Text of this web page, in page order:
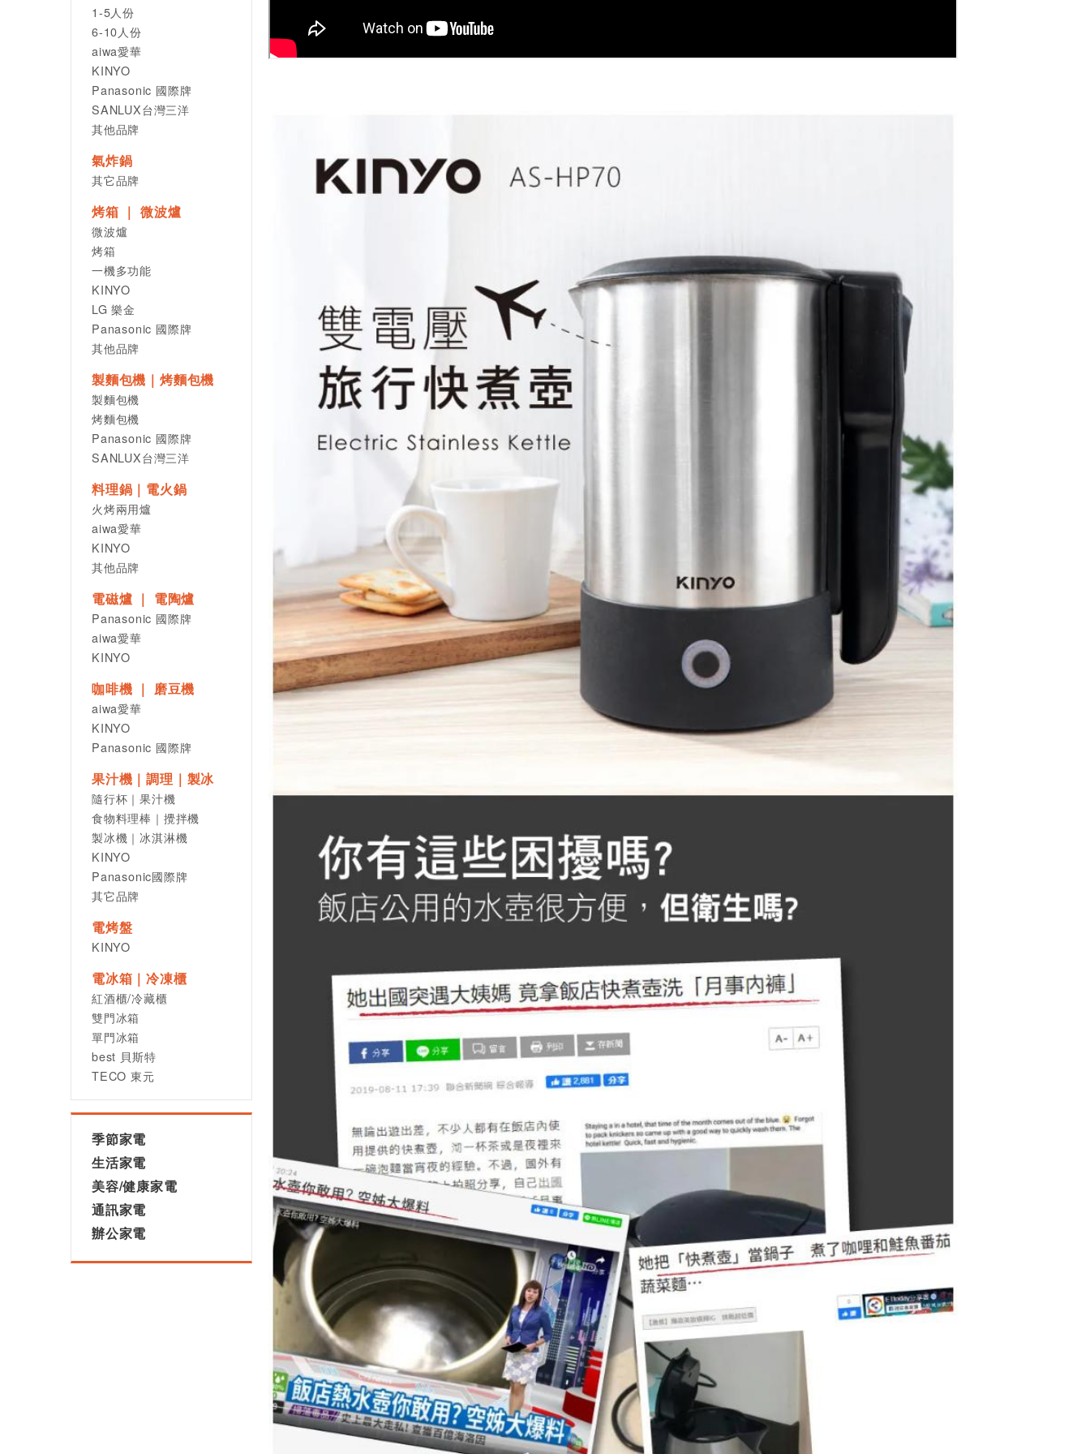
1-5人份
6-10人份
aiwa愛華
KINYO
Panasonic 國際牌
SANLUX台灣三洋
其他品牌
氣炸鍋
其它品牌
烤箱 ｜ 微波爐
微波爐
烤箱
一機多功能
KINYO
LG 樂金
Panasonic 國際牌
其他品牌
製麵包機｜烤麵包機
製麵包機
烤麵包機
Panasonic 國際牌
SANLUX台灣三洋
料理鍋｜電火鍋
火烤兩用爐
aiwa愛華
KINYO
其他品牌
電磁爐 ｜ 電陶爐
Panasonic 國際牌
aiwa愛華
KINYO
咖啡機 ｜ 磨豆機
aiwa愛華
KINYO
Panasonic 國際牌
果汁機｜調理｜製冰
隨行杯｜果汁機
食物料理棒｜攪拌機
製冰機｜冰淇淋機
KINYO
Panasonic國際牌
其它品牌
電烤盤
KINYO
電冰箱｜冷凍櫃
紅酒櫃/冷藏櫃
雙門冰箱
單門冰箱
best 貝斯特
TECO 東元
季節家電
生活家電
美容/健康家電
通訊家電
辦公家電